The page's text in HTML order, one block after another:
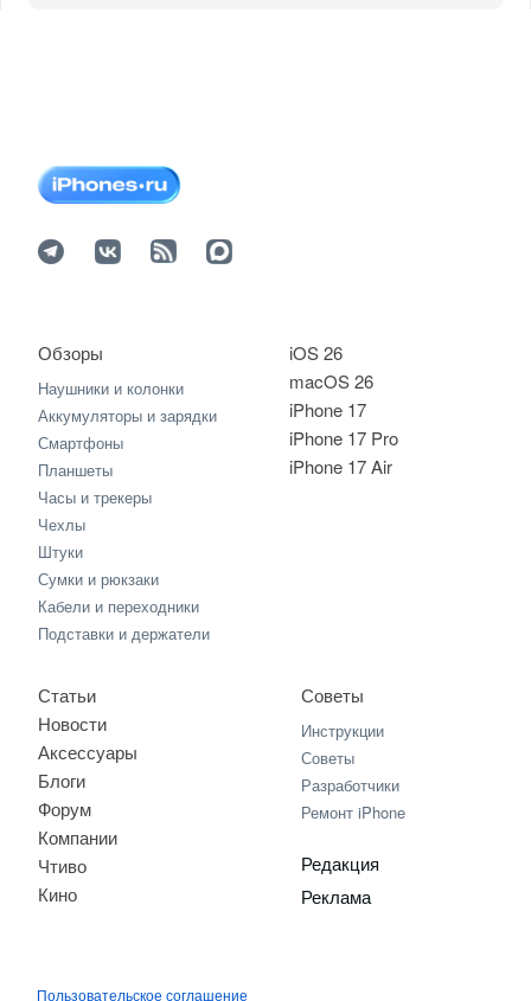
iOS 26
macOS 26
iPhone 17
iPhone 17 Pro
iPhone 17 Air
Обзоры
Наушники и колонки
Аккумуляторы и зарядки
Смартфоны
Планшеты
Часы и трекеры
Чехлы
Штуки
Сумки и рюкзаки
Кабели и переходники
Подставки и держатели
Статьи
Новости
Аксессуары
Блоги
Форум
Компании
Чтиво
Кино
Советы
Инструкции
Советы
Разработчики
Ремонт iPhone
Редакция
Реклама
Пользовательское соглашение